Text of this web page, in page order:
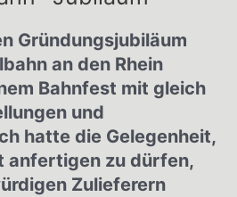
Gründungsjubiläum
an den Rhein
Bahnfest mit gleich
und
hatte die Gelegenheit,
anfertigen zu dürfen,
Zulieferern